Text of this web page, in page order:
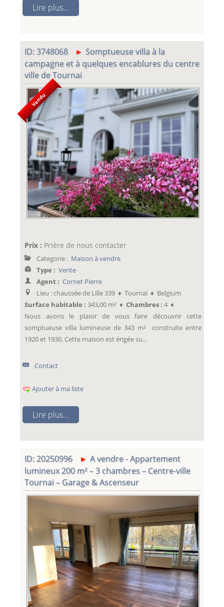
Lire plus...
ID: 3748068
Somptueuse villa à la
campagne et à quelques encablures du centre
ville de Tournai
Vendu
Prix : Prière de nous contacter
Categorie : Maison à vendre
Type : Vente
Agent : Cornet Pierre
Lieu : chaussée de Lille 339 ♦ Tournai ♦ Belgium
Surface habitable : 343,00 m² ♦ Chambres : 4 ♦
Nous avons le plaisir de vous faire découvrir cette
somptueuse villa lumineuse de 343 m² construite entre
1920 et 1930. Cette maison est érigée su...
Contact
Ajouter à ma liste
Lire plus...
ID: 20250996
A vendre - Appartement
lumineux 200 m² – 3 chambres – Centre-ville
Tournai – Garage & Ascenseur